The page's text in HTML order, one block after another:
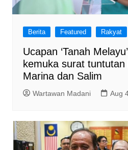
Berita Featured Rakyat
Ucapan ‘Tanah
kemuka surat tuntutan
Marina dan Salim
Wartawan Madani Aug